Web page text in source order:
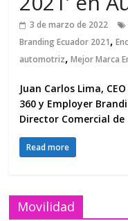
3 de marzo de 2022
Branding Ecuador 2021,
automotriz,Mejor Marca
Juan Carlos Lima,
360 y Employer
Director Comercial de
Read more
Movilidad